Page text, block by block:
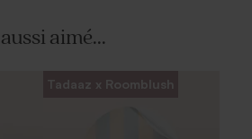
Pot en verre strié baptême
avec couvercle en bois
aimé...
Tadaaz x Roomblush